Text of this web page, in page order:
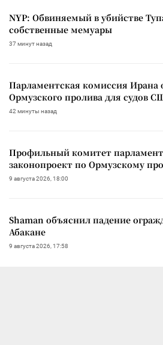
NYP: Обвиняемый в убийстве
собственные мемуары
37 минут назад
Парламентская комиссия Ирана
Ормузского пролива для судов
42 минуты назад
Профильный комитет
законопроект по Ормузскому
9 августа 2026, 18:00
Shaman объяснил падение
Абакане
9 августа 2026, 17:58